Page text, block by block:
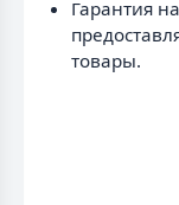
Гарантия
товары.